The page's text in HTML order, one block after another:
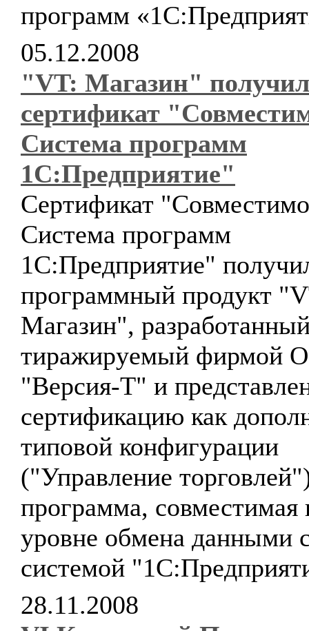
программ
05.12.2008
"VT: Магазин" получил
сертификат
Система программ
1С:Предприятие"
Сертификат
Система программ
1С:Предприятие"
программный продукт
Магазин",
тиражируемый фирмой
"Версия-Т" и
сертификацию как
типовой конфигурации
("Управление
программа, совместимая
уровне обмена данными
системой
28.11.2008